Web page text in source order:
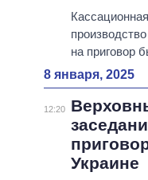
на приговор
8 января, 2025
12:20
Украине